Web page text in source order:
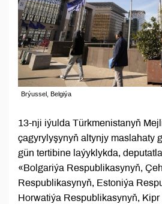
Brýussel, Belgiýa
13-nji iýulda Türkmenistanyň
çagyrylyşynyň altynjy maslahaty
gün tertibine laýyklykda,
«Bolgariýa Respublikasynyň,
Respublikasynyň, Estoniýa
Horwatiýa Respublikasynyň,